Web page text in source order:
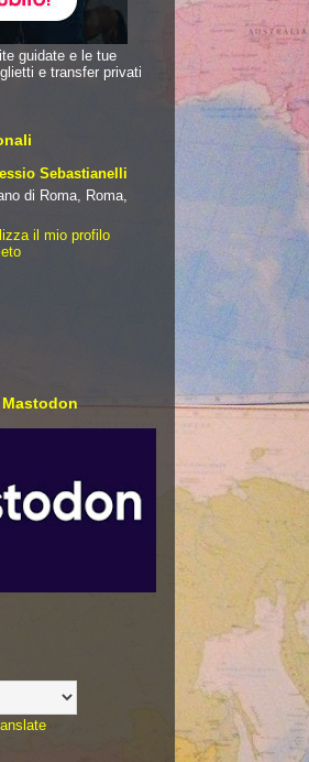
guidate e le tue
e transfer privati
Sebastianelli
di Roma, Roma,
il mio profilo